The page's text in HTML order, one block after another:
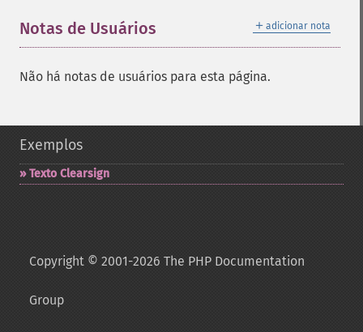
＋ adicionar nota
Notas de Usuários
Não há notas de usuários para esta página.
Exemplos
Texto Clearsign
Copyright © 2001-2026 The PHP Documentation
Group